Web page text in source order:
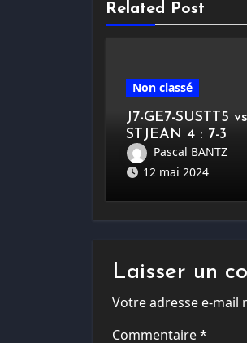
Related Post
Non classé
J7-GE7-SUSTT5 vs
STJEAN 4 : 7-3
Pascal BANTZ
12 mai 2024
Laisser un
Votre adresse e-mail
Commentaire*